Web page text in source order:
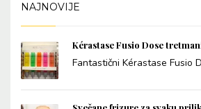
NAJNOVIJE
Kérastase Fusio Dose
Fantastični Kérastase Fusio